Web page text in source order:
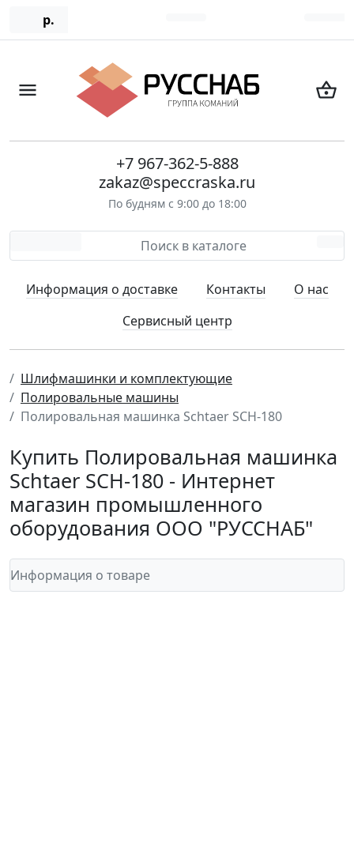
р.
+7 967-362-5-888
zakaz@speccraska.ru
По будням с 9:00 до 18:00
Информация о доставке Контакты
О нас
Сервисный центр
Шлифмашинки и комплектующие
Полировальные машины
Полировальная машинка Schtaer SCH-180
Купить Полировальная машинка
Schtaer SCH-180 - Интернет
магазин промышленного
оборудования ООО "РУССНАБ"
Информация о товаре